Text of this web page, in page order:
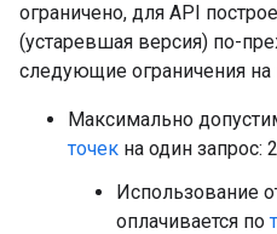
ограничено, для API
(устаревшая версия) по-
следующие ограничения на
Максимально
точек на один запрос:
Использование
оплачивается по